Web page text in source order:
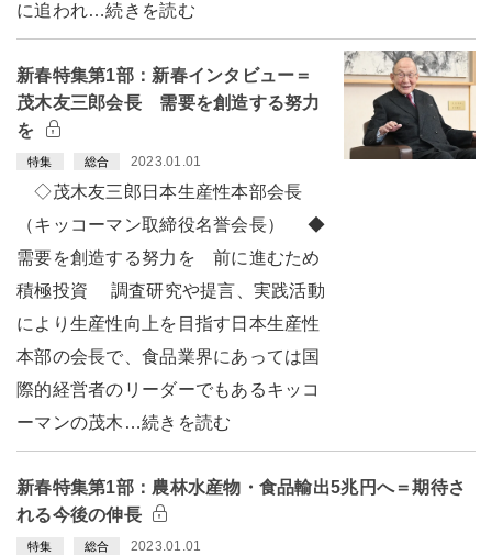
に追われ…続きを読む
新春特集第1部：新春インタビュー＝
茂木友三郎会長 需要を創造する努力
を
特集 総合 2023.01.01
◇茂木友三郎日本生産性本部会長
（キッコーマン取締役名誉会長） ◆
需要を創造する努力を 前に進むため
積極投資 調査研究や提言、実践活動
により生産性向上を目指す日本生産性
本部の会長で、食品業界にあっては国
際的経営者のリーダーでもあるキッコ
ーマンの茂木…続きを読む
新春特集第1部：農林水産物・食品輸出5兆円へ＝期待さ
れる今後の伸長
特集 総合 2023.01.01